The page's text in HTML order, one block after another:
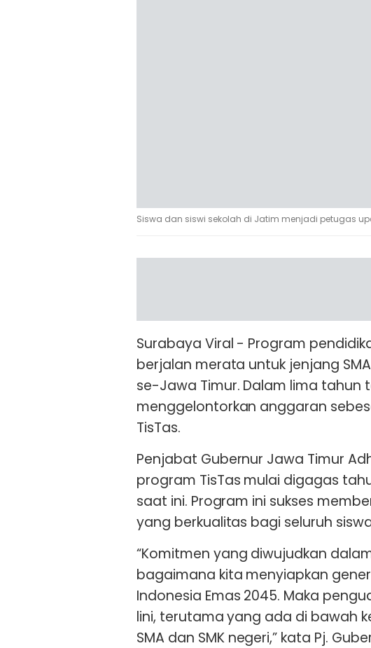
Siswa dan siswi sekolah di Jatim menjadi petugas
Surabaya Viral - Program
berjalan merata untuk jenjang
se-Jawa Timur. Dalam lima tahun
menggelontorkan anggaran
TisTas.
Penjabat Gubernur Jawa Timur
program TisTas mulai digagas
saat ini. Program ini sukses
yang berkualitas bagi seluruh
“Komitmen yang diwujudkan
bagaimana kita menyiapkan
Indonesia Emas 2045. Maka
lini, terutama yang ada di bawah
SMA dan SMK negeri,” kata Pj.